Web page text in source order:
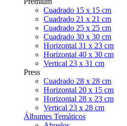
Cuadrado 15 x 15 cm
Cuadrado 21 x 21 cm
Cuadrado 25 x 25 cm
Cuadrado 30 x 30 cm
Horizontal 31 x 23 cm
Horizontal 40 x 30 cm
Vertical 23 x 31 cm
Press
Cuadrado 28 x 28 cm
Horizontal 20 x 15 cm
Horizontal 28 x 23 cm
Vertical 23 x 28 cm
Álbumes Temáticos